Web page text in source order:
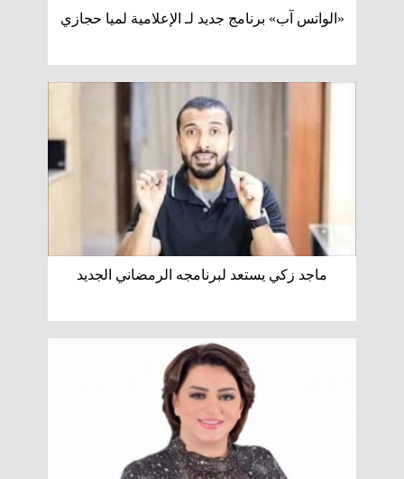
«الواتس آب» برنامج جديد لـ الإعلامية لميا حجازي
ماجد زكي يستعد لبرنامجه الرمضاني الجديد